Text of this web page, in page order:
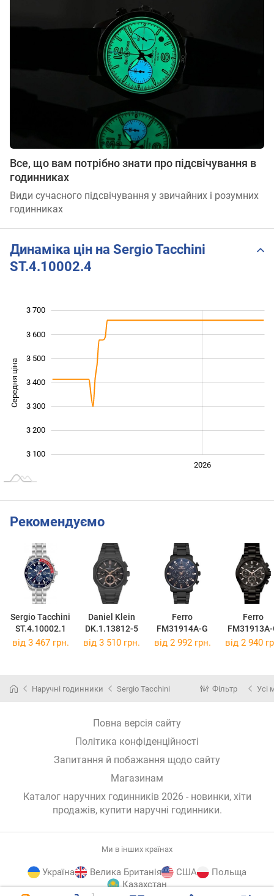
Все, що вам потрібно знати про підсвічування в
годинниках
Види сучасного підсвічування у звичайних і розумних
годинниках
Динаміка цін на Sergio Tacchini
ST.4.10002.4
Середня ціна 3 100
3 100
3 200
3 300
3 400
3 500
3 600
3 700
2026
Рекомендуємо
Sergio Tacchini
ST.4.10002.1
Daniel Klein
DK.1.13812-5
Ferro
FM31914A-G
Ferro
FM31913A-
від 3 467 грн. від 3 510 грн. від 2 992 грн. від 2 940
Наручні годинники Sergio Tacchini Фільтр Усі
Повна версія сайту
Політика конфіденційності
Запитання й побажання щодо сайту
Магазинам
Каталог наручних годинників 2026 - новинки, хіти
продажів, купити наручні годинники.
Ми в інших країнах
Україна Велика Британія США
Польща
Казахстан